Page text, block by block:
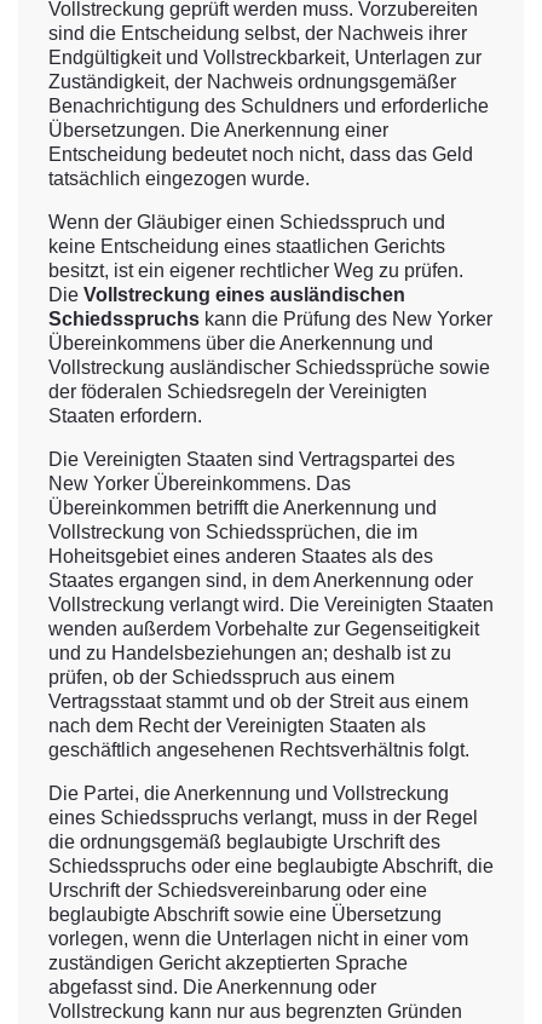
Vollstreckung geprüft werden muss. Vorzubereiten
sind die Entscheidung selbst, der Nachweis ihrer
Endgültigkeit und Vollstreckbarkeit, Unterlagen zur
Zuständigkeit, der Nachweis ordnungsgemäßer
Benachrichtigung des Schuldners und erforderliche
Übersetzungen. Die Anerkennung einer
Entscheidung bedeutet noch nicht, dass das Geld
tatsächlich eingezogen wurde.
Wenn der Gläubiger einen Schiedsspruch und
keine Entscheidung eines staatlichen Gerichts
besitzt, ist ein eigener rechtlicher Weg zu prüfen.
Die Vollstreckung eines ausländischen
Schiedsspruchs kann die Prüfung des New Yorker
Übereinkommens über die Anerkennung und
Vollstreckung ausländischer Schiedssprüche sowie
der föderalen Schiedsregeln der Vereinigten
Staaten erfordern.
Die Vereinigten Staaten sind Vertragspartei des
New Yorker Übereinkommens. Das
Übereinkommen betrifft die Anerkennung und
Vollstreckung von Schiedssprüchen, die im
Hoheitsgebiet eines anderen Staates als des
Staates ergangen sind, in dem Anerkennung oder
Vollstreckung verlangt wird. Die Vereinigten Staaten
wenden außerdem Vorbehalte zur Gegenseitigkeit
und zu Handelsbeziehungen an; deshalb ist zu
prüfen, ob der Schiedsspruch aus einem
Vertragsstaat stammt und ob der Streit aus einem
nach dem Recht der Vereinigten Staaten als
geschäftlich angesehenen Rechtsverhältnis folgt.
Die Partei, die Anerkennung und Vollstreckung
eines Schiedsspruchs verlangt, muss in der Regel
die ordnungsgemäß beglaubigte Urschrift des
Schiedsspruchs oder eine beglaubigte Abschrift, die
Urschrift der Schiedsvereinbarung oder eine
beglaubigte Abschrift sowie eine Übersetzung
vorlegen, wenn die Unterlagen nicht in einer vom
zuständigen Gericht akzeptierten Sprache
abgefasst sind. Die Anerkennung oder
Vollstreckung kann nur aus begrenzten Gründen